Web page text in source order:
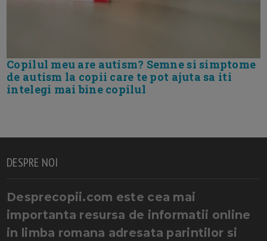
Copilul meu are autism? Semne si simptome
de autism la copii care te pot ajuta sa iti
intelegi mai bine copilul
DESPRE NOI
Desprecopii.com este cea mai
importanta resursa de informatii online
in limba romana adresata parintilor si